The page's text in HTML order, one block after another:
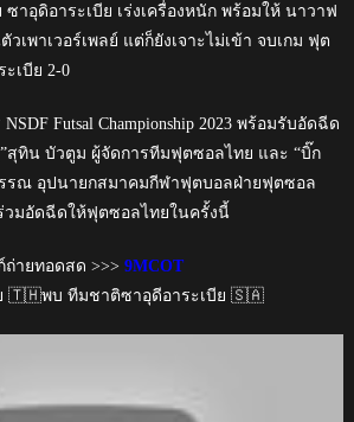
าอุดิอาระเบีย เร่งเครื่องหนัก พร้อมให้ นาวาฟ
เพาเวอร์เพลย์ แต่ก็ยังเจาะไม่เข้า จบเกม ฟุต
เบีย 2-0
Futsal Championship 2023 พร้อมรับอัดฉีด
”สุทิน บัวตูม ผู้จัดการทีมฟุตซอลไทย และ “บิ๊ก
รณ อุปนายกสมาคมกีฬาฟุตบอลฝ่ายฟุตซอล
มอัดฉีดให้ฟุตซอลไทยในครั้งนี้
ถ่ายทอดสด >>> 9MCOT
🇹🇭พบ ทีมชาติซาอุดีอาระเบีย 🇸🇦